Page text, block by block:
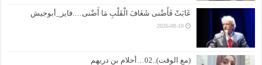
غَابَتْ فَأَضْنى شَغَافَ الْقَلْبِ مَا أَضْنى….فايز_أبوجيش
2026-08-10
(مع الوقت)..02…أحلام بن دريهم